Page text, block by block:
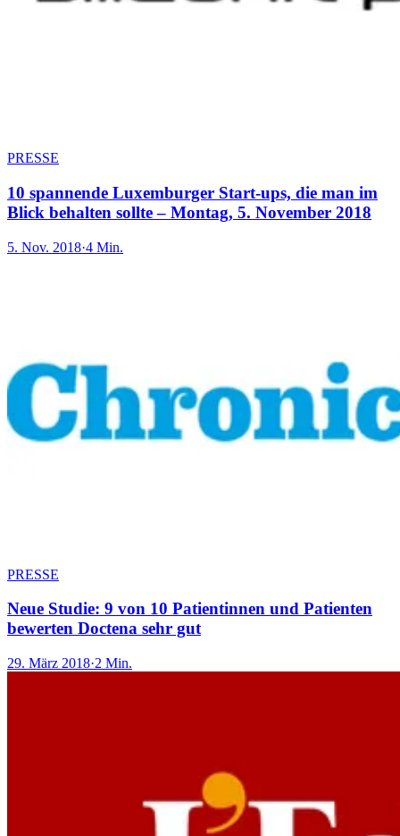
PRESSE
10 spannende Luxemburger Start-ups, die man im
Blick behalten sollte – Montag, 5. November 2018
5. Nov. 2018·4 Min.
PRESSE
Neue Studie: 9 von 10 Patientinnen und Patienten
bewerten Doctena sehr gut
29. März 2018·2 Min.